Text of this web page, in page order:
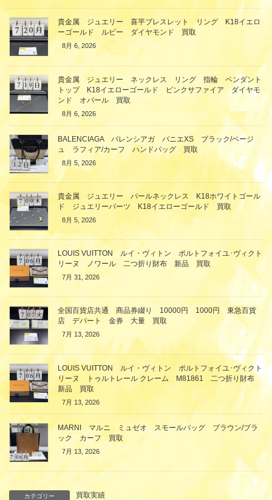
貴金属 ジュエリー 喜平ブレスレット リング K18イエロ
ーゴールド ルビー ダイヤモンド 買取
8月 6, 2026
貴金属 ジュエリー ネックレス リング 指輪 ペンダント
トップ K18イエローゴールド ピンクサファイア ダイヤモ
ンド オパール 買取
8月 6, 2026
BALENCIAGA バレンシアガ パニエXS ブラック/ベージ
ュ ラフィア/カーフ ハンドバッグ 買取
8月 5, 2026
貴金属 ジュエリー パールネックレス K18ホワイトゴール
ド ジュエリーパーツ K18イエローゴールド 買取
8月 5, 2026
LOUIS VUITTON ルイ・ヴィトン ポルトフォイユ･ヴィクト
リーヌ ノワール 二つ折り財布 新品 買取
7月 31, 2026
全国百貨店共通 商品券綴り 10000円 1000円 東急百貨
店 デパート 金券 大量 買取
7月 13, 2026
LOUIS VUITTON ルイ・ヴィトン ポルトフォイユ･ヴィクト
リーヌ トゥルトレール クレーム M81861 二つ折り財布
新品 買取
7月 13, 2026
MARNI マルニ ミュゼオ スモールバッグ ブラウン/ブラ
ック カーフ 買取
7月 13, 2026
カテゴリー 買取実績